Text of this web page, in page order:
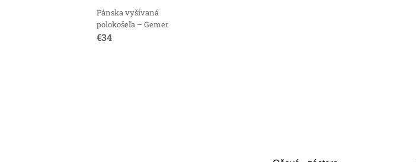
Pánska vyšívaná
polokošeľa – Gemer
€34